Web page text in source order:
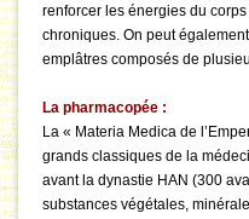
renforcer les énergies du
chroniques. On peut
emplâtres composés de
La pharmacopée :
La « Materia Medica de
grands classiques de la
avant la dynastie HAN (300
substances végétales,